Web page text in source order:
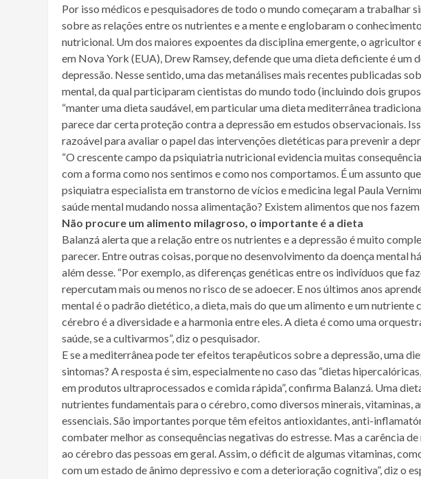
Por isso médicos e pesquisadores de todo o mundo começaram a trabalhar
sobre as relações entre os nutrientes e a mente e englobaram o
nutricional. Um dos maiores expoentes da disciplina emergente, o
em Nova York (EUA), Drew Ramsey, defende que uma dieta deficiente é um
depressão. Nesse sentido, uma das metanálises mais recentes publicadas
mental, da qual participaram cientistas do mundo todo (incluindo dois
“manter uma dieta saudável, em particular uma dieta mediterrânea
parece dar certa proteção contra a depressão em estudos observacionais.
razoável para avaliar o papel das intervenções dietéticas para prevenir a
“O crescente campo da psiquiatria nutricional evidencia muitas
com a forma como nos sentimos e como nos comportamos. É um assunto
psiquiatra especialista em transtorno de vícios e medicina legal Paula
saúde mental mudando nossa alimentação? Existem alimentos que nos
Não procure um alimento milagroso, o importante é a dieta
Balanzá alerta que a relação entre os nutrientes e a depressão é muito
parecer. Entre outras coisas, porque no desenvolvimento da doença mental
além desse. “Por exemplo, as diferenças genéticas entre os indivíduos que
repercutam mais ou menos no risco de se adoecer. E nos últimos anos
mental é o padrão dietético, a dieta, mais do que um alimento e um nutriente
cérebro é a diversidade e a harmonia entre eles. A dieta é como uma
saúde, se a cultivarmos”, diz o pesquisador.
E se a mediterrânea pode ter efeitos terapêuticos sobre a depressão, uma
sintomas? A resposta é sim, especialmente no caso das “dietas
em produtos ultraprocessados e comida rápida”, confirma Balanzá. Uma
nutrientes fundamentais para o cérebro, como diversos minerais, vitaminas,
essenciais. São importantes porque têm efeitos antioxidantes, anti-
combater melhor as consequências negativas do estresse. Mas a carência
ao cérebro das pessoas em geral. Assim, o déficit de algumas vitaminas,
com um estado de ânimo depressivo e com a deterioração cognitiva”, diz o